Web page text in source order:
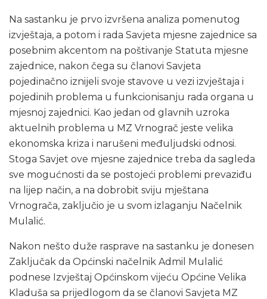
Na sastanku je prvo izvršena analiza pomenutog
izvještaja, a potom i rada Savjeta mjesne zajednice sa
posebnim akcentom na poštivanje Statuta mjesne
zajednice, nakon čega su članovi Savjeta
pojedinačno iznijeli svoje stavove u vezi izvještaja i
pojedinih problema u funkcionisanju rada organa u
mjesnoj zajednici. Kao jedan od glavnih uzroka
aktuelnih problema u MZ Vrnograč jeste velika
ekonomska kriza i narušeni međuljudski odnosi.
Stoga Savjet ove mjesne zajednice treba da sagleda
sve mogućnosti da se postojeći problemi prevaziđu
na lijep način, a na dobrobit sviju mještana
Vrnograča, zaključio je u svom izlaganju Načelnik
Mulalić.
Nakon nešto duže rasprave na sastanku je donesen
Zaključak da Općinski načelnik Admil Mulalić
podnese Izvještaj Općinskom vijeću Općine Velika
Kladuša sa prijedlogom da se članovi Savjeta MZ